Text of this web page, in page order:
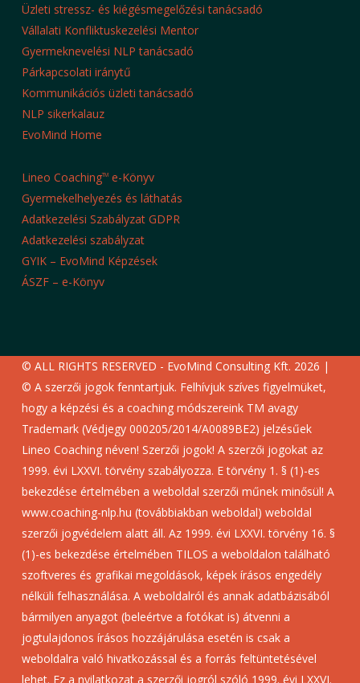
Üzleti stressz- és kiégésmegelőzési tanácsadó
Vállalati Konfliktuskezelési Mentor
Gyermeknevelési NLP tanácsadó
Párkapcsolati iránytű
Kommunikációs üzleti tanácsadó
NLP sikerkalauz
EvoMind Home
Lineo CoachingTMe-Könyv
Gyermekelhelyezés és láthatás
Adatkezelési Szabályzat GDPR
Adatkezelési szabályzat
GYIK – EvoMind Képzések
ÁSZF – e-Könyv
© ALL RIGHTS RESERVED - EvoMind Consulting Kft. 2026 |
© A szerzői jogok fenntartjuk. Felhívjuk szíves figyelmüket,
hogy a képzési és a coaching módszereink TM avagy
Trademark (Védjegy 000205/2014/A0089BE2) jelzésűek
Lineo Coaching néven! Szerzői jogok! A szerzői jogokat az
1999. évi LXXVI. törvény szabályozza. E törvény 1. § (1)-es
bekezdése értelmében a weboldal szerzői műnek minősül! A
www.coaching-nlp.hu (továbbiakban weboldal) weboldal
szerzői jogvédelem alatt áll. Az 1999. évi LXXVI. törvény 16. §
(1)-es bekezdése értelmében TILOS a weboldalon található
szoftveres és grafikai megoldások, képek írásos engedély
nélküli felhasználása. A weboldalról és annak adatbázisából
bármilyen anyagot (beleértve a fotókat is) átvenni a
jogtulajdonos írásos hozzájárulása esetén is csak a
weboldalra való hivatkozással és a forrás feltüntetésével
lehet. Ez a nyilatkozat a szerzői jogról szóló 1999. évi LXXVI.